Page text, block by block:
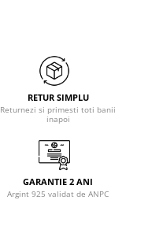
RETUR SIMPLU
Returnezi si primesti toti banii
inapoi
GARANTIE 2 ANI
Argint 925 validat de ANPC